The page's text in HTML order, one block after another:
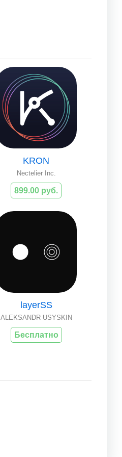
KRON
Nectelier Inc.
899.00 руб.
layerSS
ALEKSANDR USYSKIN
Бесплатно